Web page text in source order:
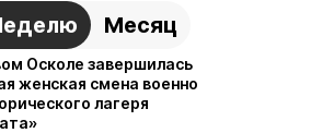
Месяц
Осколе завершилась
женская смена военно
лагеря